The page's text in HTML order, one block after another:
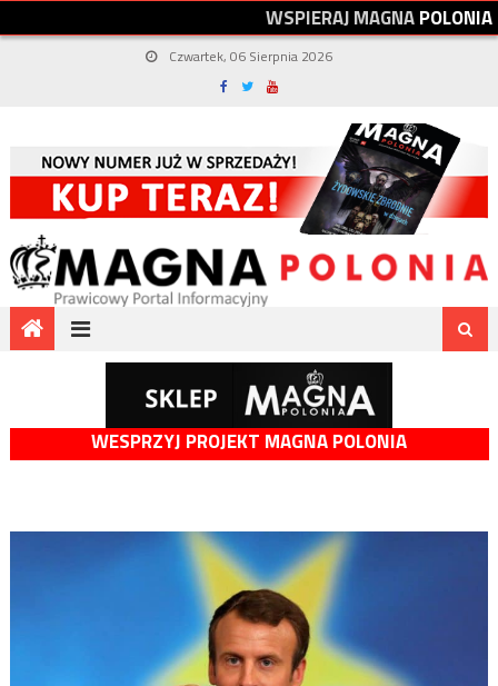
WSPIERAJMAGNAPOLONIA
Czwartek, 06 Sierpnia 2026
WESPRZYJ PROJEKT MAGNA POLONIA